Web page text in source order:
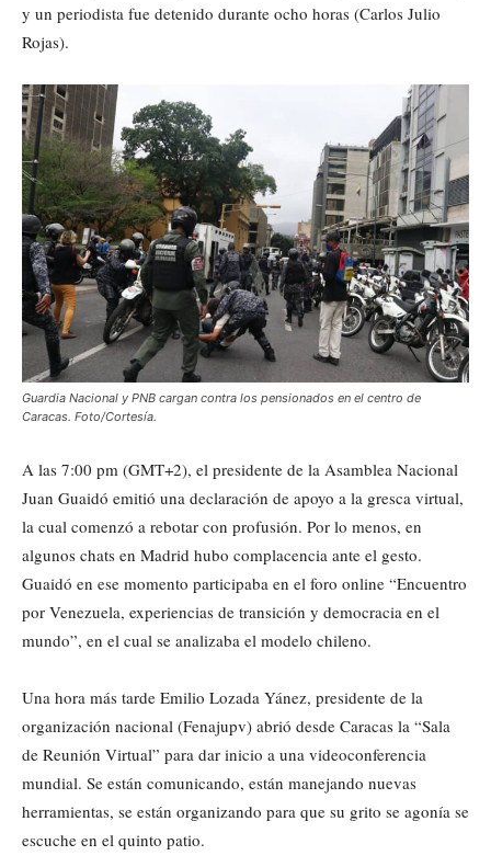
y un periodista fue detenido durante ocho horas (Carlos Julio
Rojas).
Guardia Nacional y PNB cargan contra los pensionados en el centro de
Caracas. Foto/Cortesía.
A las 7:00 pm (GMT+2), el presidente de la Asamblea Nacional
Juan Guaidó emitió una declaración de apoyo a la gresca virtual,
la cual comenzó a rebotar con profusión. Por lo menos, en
algunos chats en Madrid hubo complacencia ante el gesto.
Guaidó en ese momento participaba en el foro online “Encuentro
por Venezuela, experiencias de transición y democracia en el
mundo”, en el cual se analizaba el modelo chileno.
Una hora más tarde Emilio Lozada Yánez, presidente de la
organización nacional (Fenajupv) abrió desde Caracas la “Sala
de Reunión Virtual” para dar inicio a una videoconferencia
mundial. Se están comunicando, están manejando nuevas
herramientas, se están organizando para que su grito se agonía se
escuche en el quinto patio.